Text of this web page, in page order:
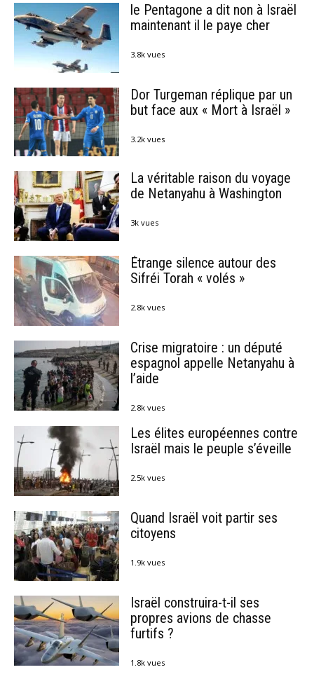
le Pentagone a dit non à Israël
maintenant il le paye cher
3.8k vues
Dor Turgeman réplique par un
but face aux « Mort à Israël »
3.2k vues
La véritable raison du voyage
de Netanyahu à Washington
3k vues
Étrange silence autour des
Sifréi Torah « volés »
2.8k vues
Crise migratoire : un député
espagnol appelle Netanyahu à
l’aide
2.8k vues
Les élites européennes contre
Israël mais le peuple s’éveille
2.5k vues
Quand Israël voit partir ses
citoyens
1.9k vues
Israël construira-t-il ses
propres avions de chasse
furtifs ?
1.8k vues